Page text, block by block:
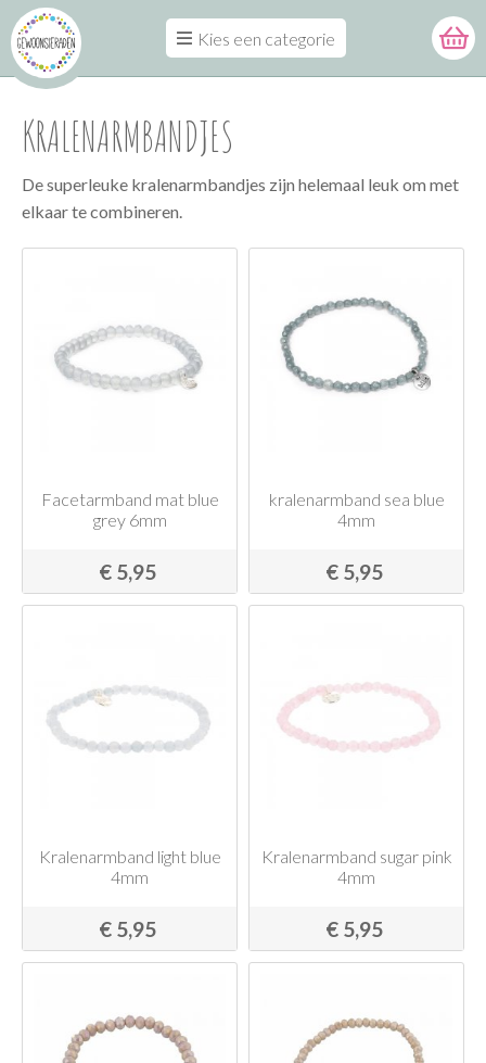
Kies een categorie
KRALENARMBANDJES
De superleuke kralenarmbandjes zijn helemaal leuk om met
elkaar te combineren.
Facetarmband mat blue
grey 6mm
€ 5,95
kralenarmband sea blue
4mm
€ 5,95
Kralenarmband light blue
4mm
€ 5,95
Kralenarmband sugar pink
4mm
€ 5,95